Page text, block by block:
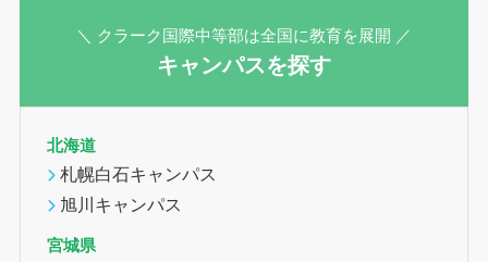
＼ クラーク国際中等部は全国に教育を展開 ／
キャンパスを探す
北海道
札幌白石キャンパス
旭川キャンパス
宮城県